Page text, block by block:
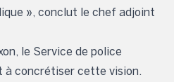
», conclut le chef adjoint
le Service de police
à concrétiser cette vision.